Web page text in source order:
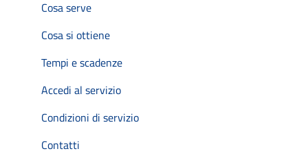
Cosa serve
Cosa si ottiene
Tempi e scadenze
Accedi al servizio
Condizioni di servizio
Contatti